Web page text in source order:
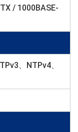
/ 1000BASE-
、NTPv4、